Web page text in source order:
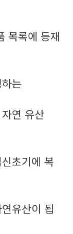
목록에 등재
는
연 유산
초기에 복
유산이 됩